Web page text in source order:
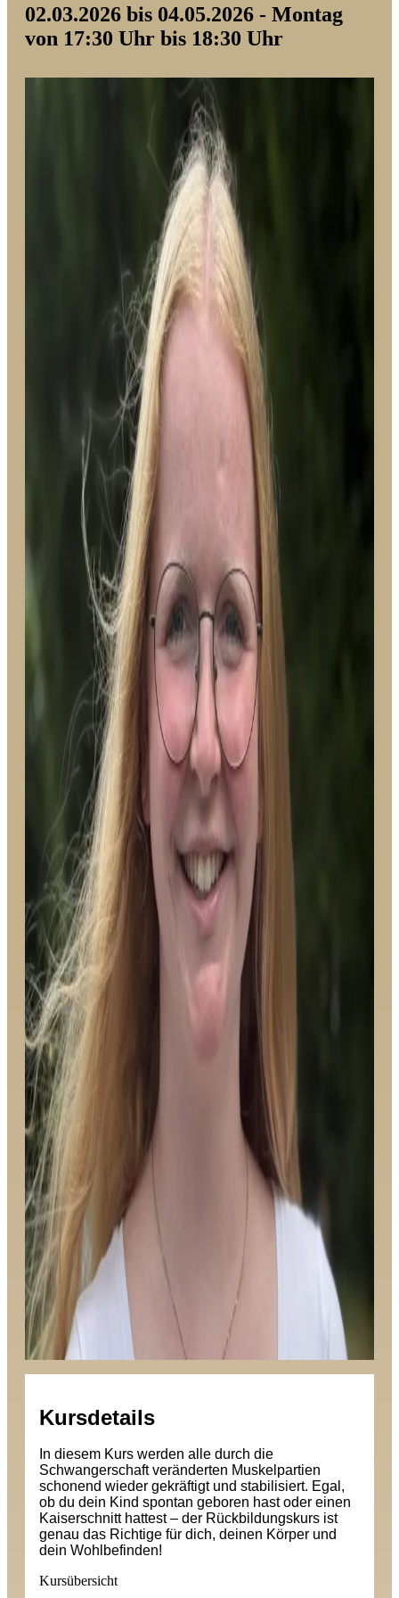
02.03.2026 bis 04.05.2026 - Montag
von 17:30 Uhr bis 18:30 Uhr
Kursdetails
In diesem Kurs werden alle durch die
Schwangerschaft veränderten Muskelpartien
schonend wieder gekräftigt und stabilisiert. Egal,
ob du dein Kind spontan geboren hast oder einen
Kaiserschnitt hattest – der Rückbildungskurs ist
genau das Richtige für dich, deinen Körper und
dein Wohlbefinden!
Kursübersicht